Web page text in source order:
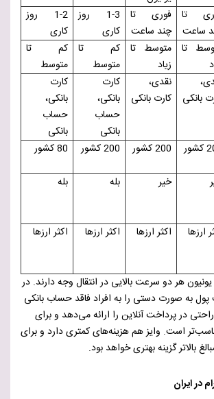
تا
ساعت
فوری تا
چند ساعت
1-3 روز
کاری
1-2 روز
کاری
تا
متوسط تا
زیاد
کم تا
متوسط
کم تا
متوسط
بانکی
نقدی،
کارت بانکی
کارت
بانکی،
حساب
بانکی
کارت
بانکی،
حساب
بانکی
200 کشور 200 کشور 80 کشور
خیر بله بله
ارزها اکثر ارزها اکثر ارزها اکثر ارزها
هر دو سرعت بالایی در انتقال وجه دارند. در
به صورت دستی را به افراد فاقد حساب بانکی
در پرداخت آنلاین را ارائه می‌دهد و برای
است. وایز هم هزینه‌های کمتری دارد و برای
بالاتر گزینه بهتری خواهد بود.
در ایران